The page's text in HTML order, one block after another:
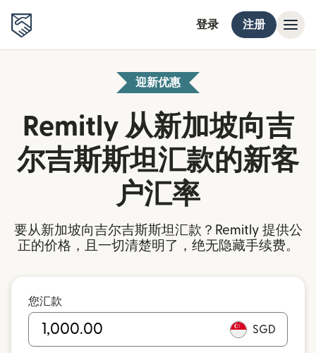
登录 注册
迎新优惠
Remitly 从新加坡向吉
尔吉斯斯坦汇款的新客
户汇率
要从新加坡向吉尔吉斯斯坦汇款？Remitly 提供公
正的价格，且一切清楚明了，绝无隐藏手续费。
您汇款
SGD